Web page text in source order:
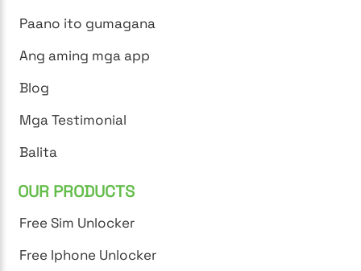
Paano ito gumagana
Ang aming mga app
Blog
Mga Testimonial
Balita
OUR PRODUCTS
Free Sim Unlocker
Free Iphone Unlocker